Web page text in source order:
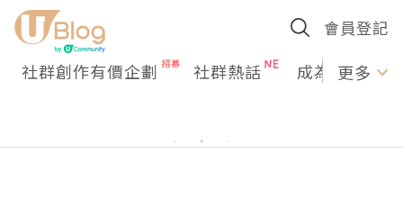
會員登記
社群創作有價企劃 社群熱話 成為U更多